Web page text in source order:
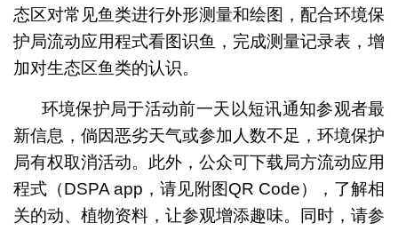
态区对常见鱼类进行外形测量和绘图，配合环境保
护局流动应用程式看图识鱼，完成测量记录表，增
加对生态区鱼类的认识。
环境保护局于活动前一天以短讯通知参观者最
新信息，倘因恶劣天气或参加人数不足，环境保护
局有权取消活动。此外，公众可下载局方流动应用
程式（DSPA app，请见附图QR Code），了解相
关的动、植物资料，让参观增添趣味。同时，请参